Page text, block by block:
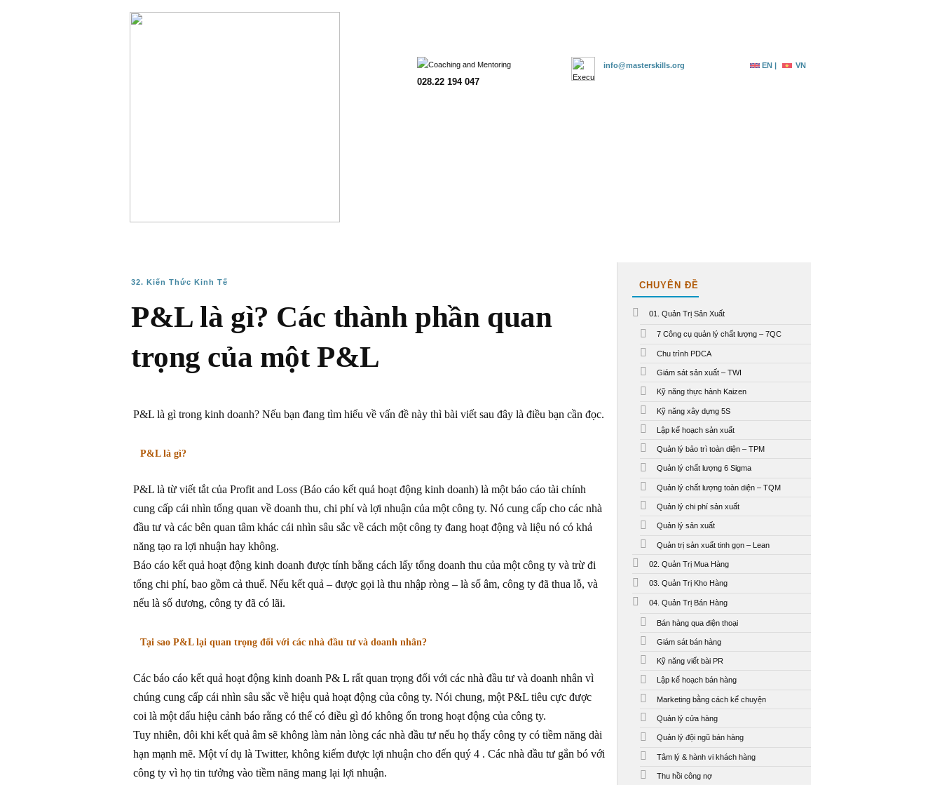
EN | VN
info@masterskills.org
028.22 194 047
32. Kiến Thức Kinh Tế
P&L là gì? Các thành phần quan
trọng của một P&L
P&L là gì trong kinh doanh? Nếu bạn đang tìm hiểu về vấn đề này thì bài viết sau đây là điều bạn cần đọc.
P&L là gì?
P&L là từ viết tắt của Profit and Loss (Báo cáo kết quả hoạt động kinh doanh) là một báo cáo tài chính
cung cấp cái nhìn tổng quan về doanh thu, chi phí và lợi nhuận của một công ty. Nó cung cấp cho các nhà
đầu tư và các bên quan tâm khác cái nhìn sâu sắc về cách một công ty đang hoạt động và liệu nó có khả
năng tạo ra lợi nhuận hay không.
Báo cáo kết quả hoạt động kinh doanh được tính bằng cách lấy tổng doanh thu của một công ty và trừ đi
tổng chi phí, bao gồm cả thuế. Nếu kết quả – được gọi là thu nhập ròng – là số âm, công ty đã thua lỗ, và
nếu là số dương, công ty đã có lãi.
Tại sao P&L lại quan trọng đối với các nhà đầu tư và doanh nhân?
Các báo cáo kết quả hoạt động kinh doanh P& L rất quan trọng đối với các nhà đầu tư và doanh nhân vì
chúng cung cấp cái nhìn sâu sắc về hiệu quả hoạt động của công ty. Nói chung, một P&L tiêu cực được
coi là một dấu hiệu cảnh báo rằng có thể có điều gì đó không ổn trong hoạt động của công ty.
Tuy nhiên, đôi khi kết quả âm sẽ không làm nản lòng các nhà đầu tư nếu họ thấy công ty có tiềm năng dài
hạn mạnh mẽ. Một ví dụ là Twitter, không kiếm được lợi nhuận cho đến quý 4 . Các nhà đầu tư gắn bó với
công ty vì họ tin tưởng vào tiềm năng mang lại lợi nhuận.
CHUYÊN ĐỀ
01. Quản Trị Sản Xuất
7 Công cụ quản lý chất lượng – 7QC
Chu trình PDCA
Giám sát sản xuất – TWI
Kỹ năng thực hành Kaizen
Kỹ năng xây dựng 5S
Lập kế hoạch sản xuất
Quản lý bảo trì toàn diện – TPM
Quản lý chất lượng 6 Sigma
Quản lý chất lượng toàn diện – TQM
Quản lý chi phí sản xuất
Quản lý sản xuất
Quản trị sản xuất tinh gọn – Lean
02. Quản Trị Mua Hàng
03. Quản Trị Kho Hàng
04. Quản Trị Bán Hàng
Bán hàng qua điện thoại
Giám sát bán hàng
Kỹ năng viết bài PR
Lập kế hoạch bán hàng
Marketing bằng cách kể chuyện
Quản lý cửa hàng
Quản lý đội ngũ bán hàng
Tâm lý & hành vi khách hàng
Thu hồi công nợ